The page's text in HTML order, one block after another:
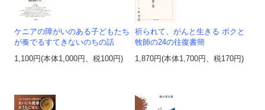
ケニアの障がいのある子どもたち
が奏でるすてきないのちの話
1,100円(本体1,000円、税100円)
祈られて、がんと生きる ボクと
牧師の24の往復書簡
1,870円(本体1,700円、税170円)